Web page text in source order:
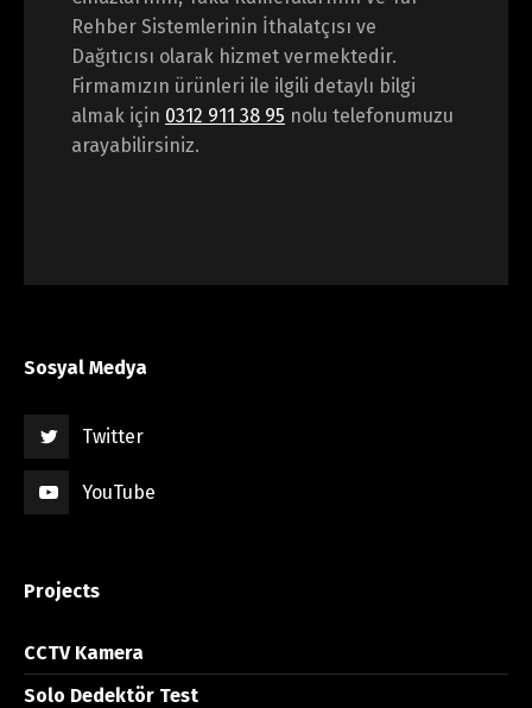
Rehber Sistemlerinin İthalatçısı ve
Dağıtıcısı olarak hizmet vermektedir.
Firmamızın ürünleri ile ilgili detaylı bilgi
almak için 0312 911 38 95 nolu telefonumuzu
arayabilirsiniz.
Sosyal Medya
Twitter
YouTube
Projects
CCTV Kamera
Solo Dedektör Test